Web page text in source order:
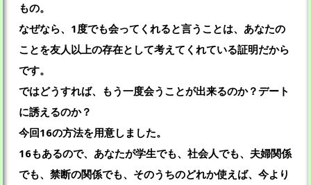
もの。
なぜなら、1度でも会ってくれると言うことは、あなたの
ことを友人以上の存在として考えてくれている証明だから
です。
ではどうすれば、もう一度会うことが出来るのか？デート
に誘えるのか？
今回16の方法を用意しました。
16もあるので、あなたが学生でも、社会人でも、夫婦関係
でも、禁断の関係でも、そのうちのどれか使えば、今より